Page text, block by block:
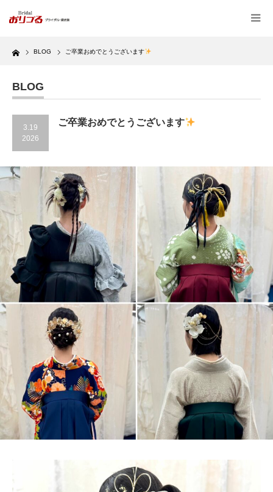
Home BLOG ご卒業おめでとうございます
BLOG
3.19
2026
ご卒業おめでとうございます